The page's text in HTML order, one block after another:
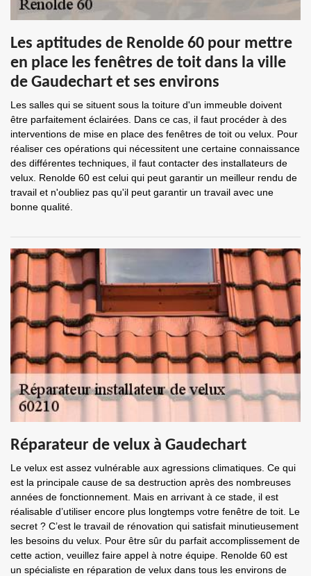
Les aptitudes de Renolde 60 pour mettre
en place les fenêtres de toit dans la ville
de Gaudechart et ses environs
Les salles qui se situent sous la toiture d'un immeuble doivent
être parfaitement éclairées. Dans ce cas, il faut procéder à des
interventions de mise en place des fenêtres de toit ou velux. Pour
réaliser ces opérations qui nécessitent une certaine connaissance
des différentes techniques, il faut contacter des installateurs de
velux. Renolde 60 est celui qui peut garantir un meilleur rendu de
travail et n'oubliez pas qu'il peut garantir un travail avec une
bonne qualité.
Réparateur de velux à Gaudechart
Le velux est assez vulnérable aux agressions climatiques. Ce qui
est la principale cause de sa destruction après des nombreuses
années de fonctionnement. Mais en arrivant à ce stade, il est
réalisable d’utiliser encore plus longtemps votre fenêtre de toit. Le
secret ? C’est le travail de rénovation qui satisfait minutieusement
les besoins du velux. Pour être sûr du parfait accomplissement de
cette action, veuillez faire appel à notre équipe. Renolde 60 est
un spécialiste en réparation de velux dans tous les environs de